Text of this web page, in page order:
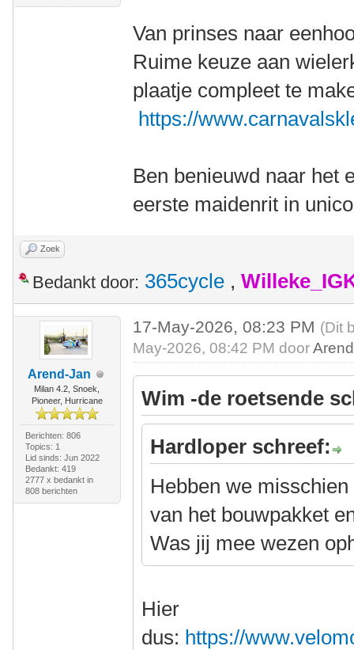
Van prinses naar
Ruime keuze aan
plaatje compleet te
https://
Ben benieuwd naar het
eerste maidenrit in
Zoek
Bedankt door: 365cycle ,
Arend-Jan
Milan 4.2, Snoek,
Pioneer, Hurricane
Berichten: 806
Topics: 1
Lid sinds: Jun 2022
Bedankt: 419
2777 x bedankt in
808 berichten
17-May-2026, 08:23 PM (Dit
May-2026, 08:42 PM door
Wim -de roetsende
Hardloper schreef:
Hebben we
van het bouwpakket
Was jij mee wezen
Hier
dus: https://